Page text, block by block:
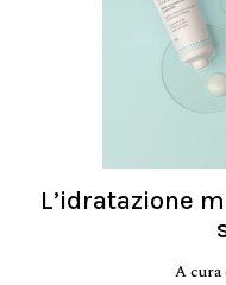
L’idratazione
A cura